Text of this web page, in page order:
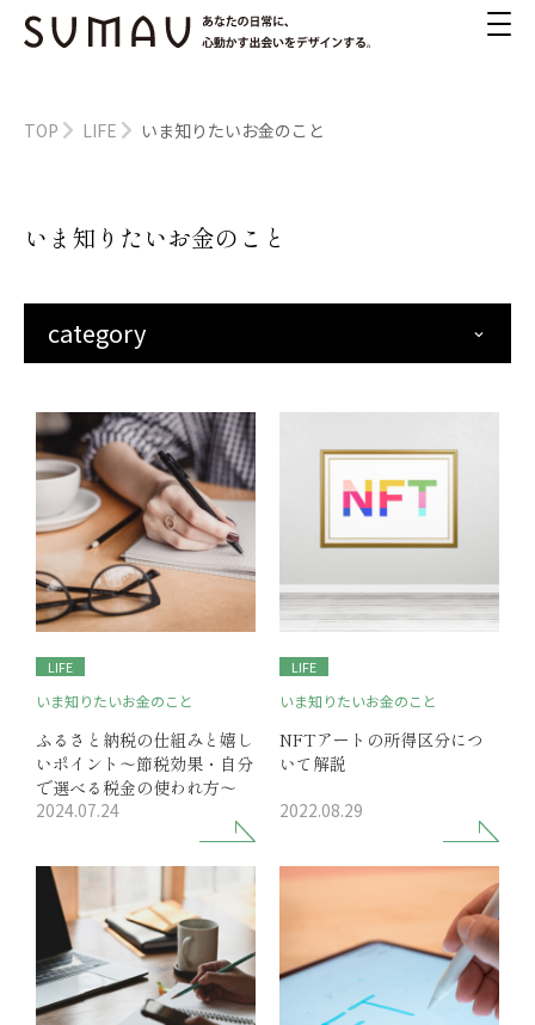
TOP LIFE いま知りたいお金のこと
いま知りたいお金のこと
category keyboard_arrow_down
LIFE
いま知りたいお金のこと
ふるさと納税の仕組みと嬉し
いポイント～節税効果・自分
で選べる税金の使われ方～
2024.07.24
LIFE
いま知りたいお金のこと
NFTアートの所得区分につ
いて解説
2022.08.29